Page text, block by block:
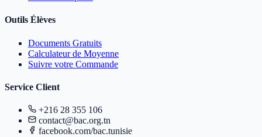
Outils Élèves
Documents Gratuits
Calculateur de Moyenne
Suivre votre Commande
Service Client
+216 28 355 106
contact@bac.org.tn
facebook.com/bac.tunisie